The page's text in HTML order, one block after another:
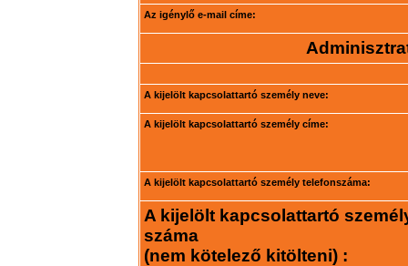
Az igénylő e-mail címe:
A kijelölt kapcsolattartó személy neve:
A kijelölt kapcsolattartó személy címe:
A kijelölt kapcsolattartó személy telefonszáma:
A kijelölt kapcsolattartó
száma
(nem kötelező kitölteni) :